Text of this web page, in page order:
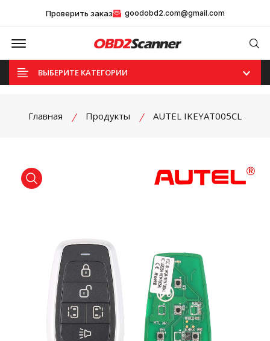
Проверить заказ goodobd2.com@gmail.com
Offcanvas Menu Open
ВЫБЕРИТЕ КАТЕГОРИИ
Главная Продукты AUTEL IKEYAT005CL
product view